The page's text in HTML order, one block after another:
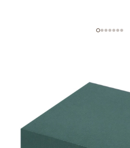
(mikrogofras)
Preces kods:K104
Izmērs:250 x 250 x 100 mm
zaļa mikrogofra